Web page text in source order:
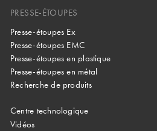
PRESSE-ÉTOUPES
Presse-étoupes Ex
Presse-étoupes EMC
Presse-étoupes en plastique
Presse-étoupes en métal
Recherche de produits
Centre technologique
Vidéos